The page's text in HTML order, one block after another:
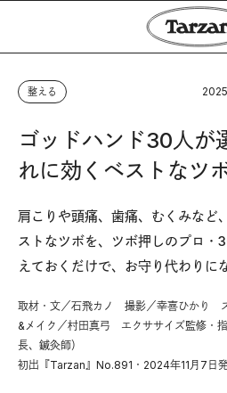
整える
ゴッドハンド30人が
れに効くベストなツボ
肩こりや頭痛、歯痛、むくみなど
ストなツボを、ツボ押しのプロ・
えておくだけで、お守り代わりに
取材・文／石飛カノ 撮影／幸喜ひかり
&メイク／村田真弓 エクササイズ監修・
長、鍼灸師）
初出『Tarzan』No.891・2024年11月7日